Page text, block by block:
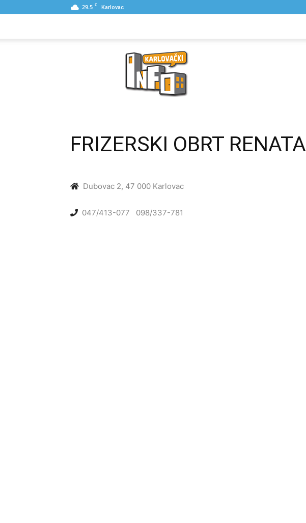
29.5 C Karlovac
Karlovački
FRIZERSKI OBRT RENATA
Dubovac 2, 47 000 Karlovac
047/413-077 098/337-781